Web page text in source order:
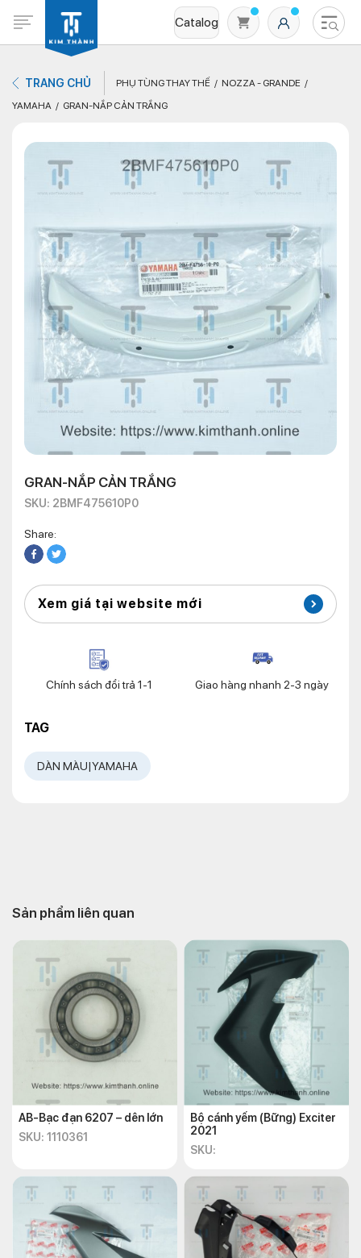
Catalog
Không có sản phẩm nào trong giỏ hàng
TRANG CHỦ PHỤ TÙNG THAY THẾ
NOZZA - GRANDE
YAMAHA
GRAN-NẮP CẢN TRẮNG
GRAN-NẮP CẢN TRẮNG
SKU: 2BMF475610P0
Share:
Xem giá tại website mới
Chính sách đổi trả 1-1 Giao hàng nhanh 2-3 ngày
TAG
DÀN MÀU|YAMAHA
Sản phẩm liên quan
AB-Bạc đạn 6207 – dên lớn
SKU: 1110361
Bộ cánh yếm (Bững) Exciter
2021
SKU: